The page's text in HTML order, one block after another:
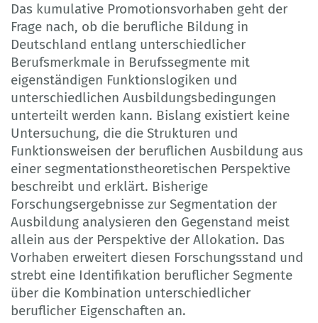
Das kumulative Promotionsvorhaben geht der
Frage nach, ob die berufliche Bildung in
Deutschland entlang unterschiedlicher
Berufsmerkmale in Berufssegmente mit
eigenständigen Funktionslogiken und
unterschiedlichen Ausbildungsbedingungen
unterteilt werden kann. Bislang existiert keine
Untersuchung, die die Strukturen und
Funktionsweisen der beruflichen Ausbildung aus
einer segmentationstheoretischen Perspektive
beschreibt und erklärt. Bisherige
Forschungsergebnisse zur Segmentation der
Ausbildung analysieren den Gegenstand meist
allein aus der Perspektive der Allokation. Das
Vorhaben erweitert diesen Forschungsstand und
strebt eine Identifikation beruflicher Segmente
über die Kombination unterschiedlicher
beruflicher Eigenschaften an.